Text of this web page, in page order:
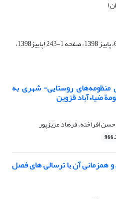
دوره 17، شماره 62، پاییز 1398، صفحه 1-243 (پاییز1398،
منظومه‌های روستایی- شهری به
ضیاء‌آباد قزوین
افراخته، فرهاد عزیزپور
و همزمانی آن با ترسالی های فصل